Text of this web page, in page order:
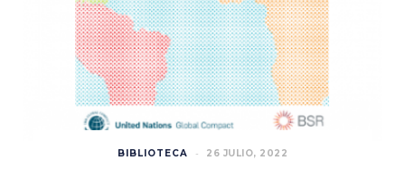
BIBLIOTECA 26 JULIO, 2022